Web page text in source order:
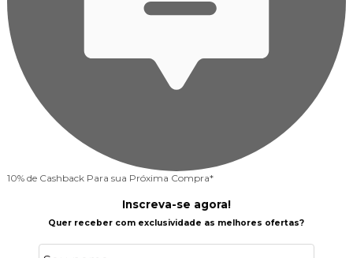
10% de Cashback Para sua Próxima Compra*
Inscreva-se agora!
Quer receber com exclusividade as melhores ofertas?